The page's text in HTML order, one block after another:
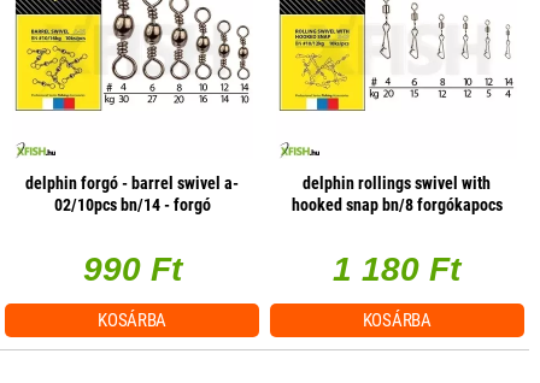
delphin forgó - barrel swivel a-
02/10pcs bn/14 - forgó
990 Ft
KOSÁRBA
delphin rollings swivel with
hooked snap bn/8 forgókapocs
1 180 Ft
KOSÁRBA